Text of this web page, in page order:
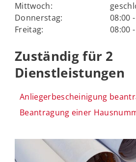
Mittwoch:
Donnerstag:
08:00
Freitag:
08:00
Zuständig für 2
Dienstleistungen
Anliegerbescheinigung
Beantragung einer